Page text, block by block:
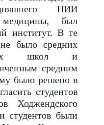
НИИ
медицины, был
институт. В те
было средних
школ и
средним
было решено в
студентов
Ходжендского
студентов были